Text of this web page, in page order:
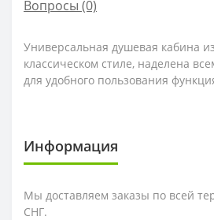
Вопросы (0)
Универсальная душевая кабина
классическом стиле, наделена
для удобного пользования
Информация
Мы доставляем заказы по всей
СНГ.